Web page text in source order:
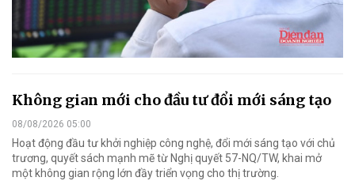
Không gian mới cho đầu tư đổi mới sáng tạo
08/08/2026 05:00
Hoạt động đầu tư khởi nghiệp công nghệ, đổi mới sáng tạo với chủ
trương, quyết sách mạnh mẽ từ Nghị quyết 57-NQ/TW, khai mở
một không gian rộng lớn đầy triển vọng cho thị trường.